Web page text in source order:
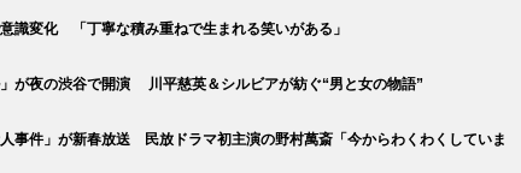
識変化 「丁寧な積み重ねで生まれる笑いがある」
が夜の渋谷で開演 川平慈英＆シルビアが紡ぐ“男と女の物語”
事件」が新春放送 民放ドラマ初主演の野村萬斎「今からわくわくしていま